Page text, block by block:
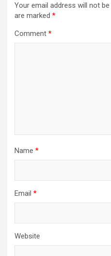
Your email address will not be
are marked *
Comment *
Name *
Email *
Website